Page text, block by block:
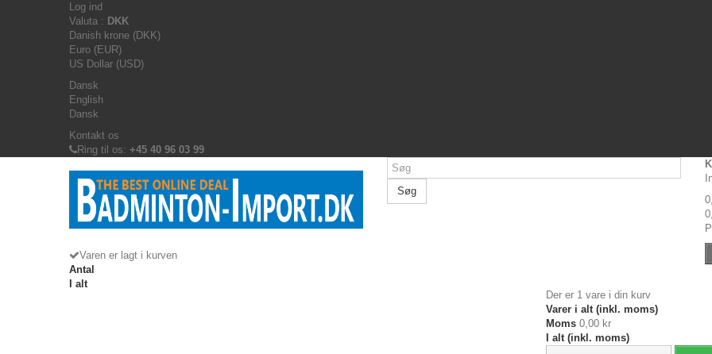
Log ind
Valuta : DKK
Danish krone (DKK)
Euro (EUR)
US Dollar (USD)
Dansk
English
Dansk
Kontakt os
Ring til os: +45 40 96 03 99
Søg
Varen er lagt i kurven
Antal
I alt
Der er 1 vare i din kurv
Varer i alt (inkl. moms)
Moms 0,00 kr
I alt (inkl. moms)